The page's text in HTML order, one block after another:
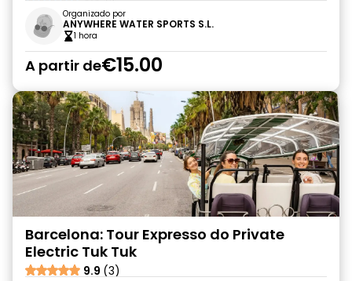
Organizado por
ANYWHERE WATER SPORTS S.L.
1 hora
A partir de€15.00
Barcelona: Tour Expresso do Private
Electric Tuk Tuk
9.9 (3)